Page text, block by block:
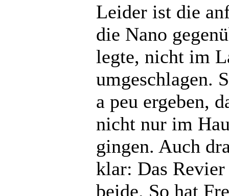
Leider ist die
die Nano
legte, nicht im
umgeschlagen.
a peu ergeben,
nicht nur im
gingen. Auch
klar: Das
beide. So hat